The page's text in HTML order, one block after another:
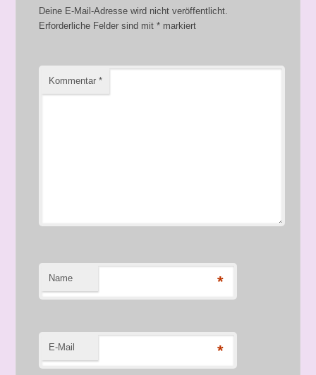
Deine E-Mail-Adresse wird nicht veröffentlicht.
Erforderliche Felder sind mit* markiert
Kommentar*
Name *
E-Mail *